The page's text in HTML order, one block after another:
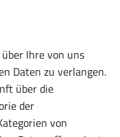
Ihre von uns
Daten zu verlangen.
über die
der
von